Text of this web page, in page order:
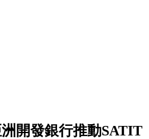
開發銀行推動SATIT